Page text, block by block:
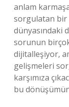
anlam
sorgulatan bir
dünyasındaki
sorunun
dijitalleşiyor,
gelişmeleri
karşımıza
bu